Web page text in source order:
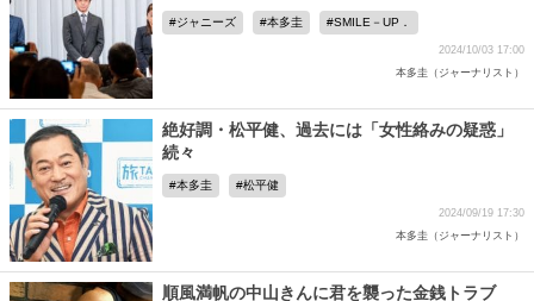
ジャニーズ 本多圭 SMILE－UP．
2024/10/03 17:00
本多圭（ジャーナリスト）
絶好調・松平健、過去には「女性絡みの疑惑」
続々
本多圭 松平健
2024/09/19 17:30
本多圭（ジャーナリスト）
順風満帆の中山きんに君を襲った金銭トラブ